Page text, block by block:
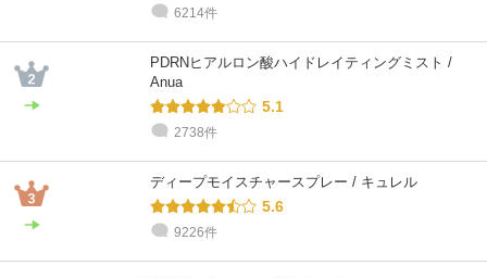
6214件
PDRNヒアルロン酸ハイドレイティングミスト /
Anua
5.1
2738件
ディープモイスチャースプレー / キュレル
5.6
9226件